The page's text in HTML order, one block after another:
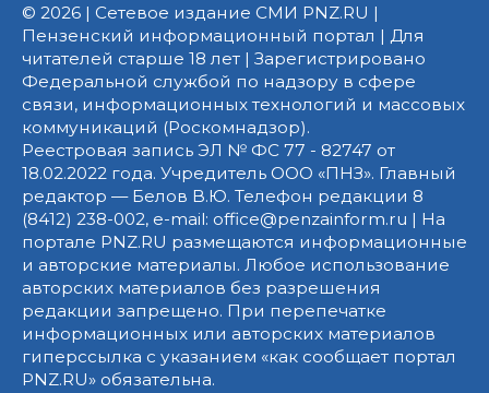
© 2026 | Сетевое издание СМИ PNZ.RU |
Пензенский информационный портал | Для
читателей старше 18 лет | Зарегистрировано
Федеральной службой по надзору в сфере
связи, информационных технологий и массовых
коммуникаций (Роскомнадзор).
Реестровая запись ЭЛ № ФС 77 - 82747 от
18.02.2022 года. Учредитель ООО «ПНЗ». Главный
редактор — Белов В.Ю. Телефон редакции 8
(8412) 238-002, e-mail: office@penzainform.ru | На
портале PNZ.RU размещаются информационные
и авторские материалы. Любое использование
авторских материалов без разрешения
редакции запрещено. При перепечатке
информационных или авторских материалов
гиперссылка с указанием «как сообщает портал
PNZ.RU» обязательна.